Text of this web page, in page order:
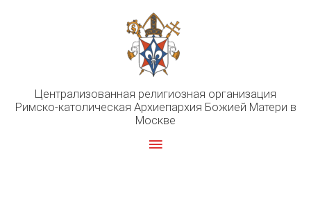
Централизованная религиозная организация
Римско-католическая Архиепархия Божией Матери в
Москве
Главное